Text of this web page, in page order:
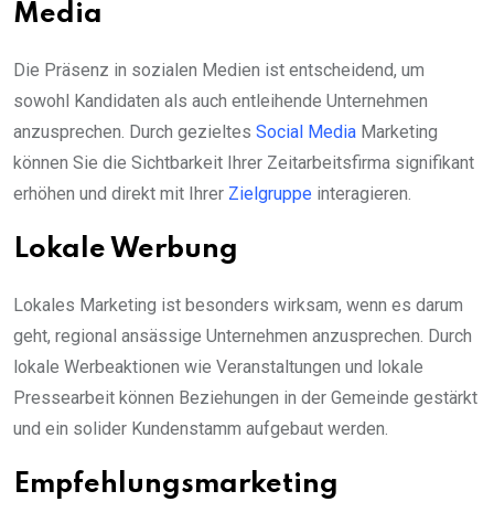
Media
Die Präsenz in sozialen Medien ist entscheidend, um
sowohl Kandidaten als auch entleihende Unternehmen
anzusprechen. Durch gezieltes Social Media Marketing
können Sie die Sichtbarkeit Ihrer Zeitarbeitsfirma signifikant
erhöhen und direkt mit Ihrer Zielgruppe interagieren.
Lokale Werbung
Lokales Marketing ist besonders wirksam, wenn es darum
geht, regional ansässige Unternehmen anzusprechen. Durch
lokale Werbeaktionen wie Veranstaltungen und lokale
Pressearbeit können Beziehungen in der Gemeinde gestärkt
und ein solider Kundenstamm aufgebaut werden.
Empfehlungsmarketing